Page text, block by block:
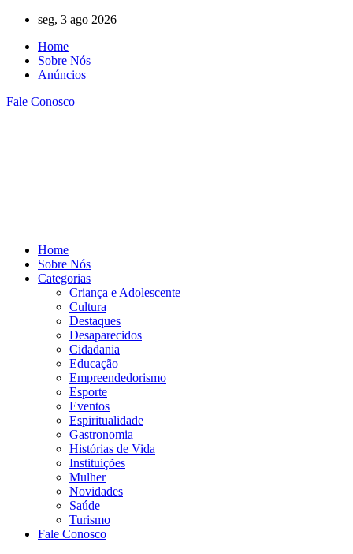
conteúdo
seg, 3 ago 2026
Home
Sobre Nós
Anúncios
Fale Conosco
Home
Sobre Nós
Categorias
Criança e Adolescente
Cultura
Destaques
Desaparecidos
Cidadania
Educação
Empreendedorismo
Esporte
Eventos
Espiritualidade
Gastronomia
Histórias de Vida
Instituições
Mulher
Novidades
Saúde
Turismo
Fale Conosco